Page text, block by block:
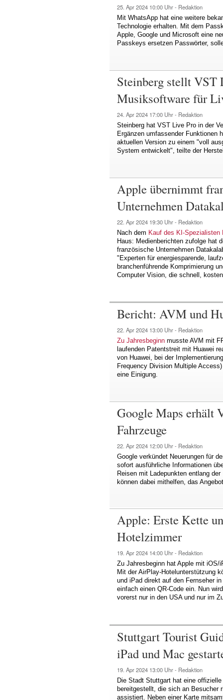
25. Apr 2024 10:00 Uhr - Redaktion
Mit WhatsApp hat eine weitere
Technologie erhalten. Mit dem
Apple, Google und Microsoft eine
Passkeys ersetzen Passwörter,
Steinberg stellt VST
Musiksoftware für
24. Apr 2024 17:00 Uhr - Redaktion
Steinberg hat VST Live Pro in der
Ergänzen umfassender Funktionen
aktuellen Version zu einem "voll
System entwickelt", teilte der
Apple übernimmt
Unternehmen
22. Apr 2024 19:30 Uhr - Redaktion
Nach dem Kauf des KI-Spezialisten
Haus: Medienberichten zufolge hat
französische Unternehmen
"Experten für energiesparende,
branchenführende Komprimierung
Computer Vision, die schnell,
Bericht: AVM und
22. Apr 2024 13:00 Uhr - Redaktion
Zu Jahresbeginn musste AVM mit
laufenden Patentstreit mit Huawei
von Huawei, bei der
Frequency Division Multiple
eine Einigung.
Google Maps erhält
Fahrzeuge
22. Apr 2024 12:00 Uhr - Redaktion
Google verkündet Neuerungen für
sofort ausführliche Informationen
Reisen mit Ladepunkten entlang
können dabei mithelfen, das
Apple: Erste Kette
Hotelzimmer
19. Apr 2024 14:00 Uhr - Redaktion
Zu Jahresbeginn hat Apple mit iOS/
Mit der AirPlay-Hotelunterstützung
und iPad direkt auf den Fernseher
einfach einen QR-Code ein. Nun
vorerst nur in den USA und nur im
Stuttgart Tourist
iPad und Mac
19. Apr 2024 13:00 Uhr - Redaktion
Die Stadt Stuttgart hat eine
bereitgestellt, die sich an Besucher
assistiert. Neben einer Karte